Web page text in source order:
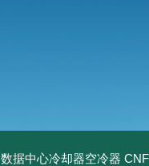
数据中心冷却器空冷器